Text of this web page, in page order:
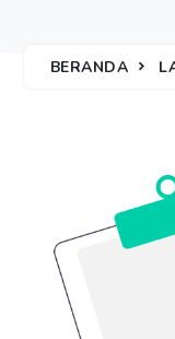
BERANDA